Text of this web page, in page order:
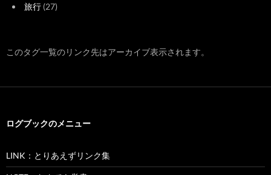
旅行 (27)
このタグ一覧のリンク先はアーカイブ表示されます。
ログブックのメニュー
LINK：とりあえずリンク集